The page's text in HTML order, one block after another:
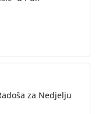
za Nedjelju